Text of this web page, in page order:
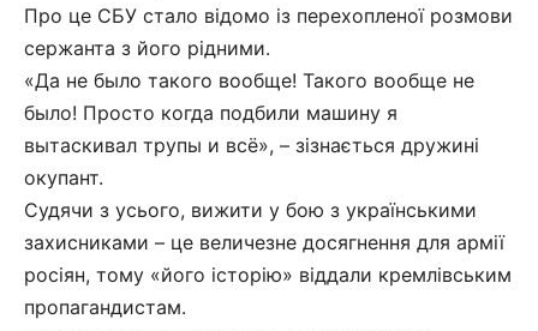
Про це СБУ стало відомо із перехопленої розмови
сержанта з його рідними.
«Да не было такого вообще! Такого вообще не
было! Просто когда подбили машину я
вытаскивал трупы и всё», – зізнається дружині
окупант.
Судячи з усього, вижити у бою з українськими
захисниками – це величезне досягнення для армії
росіян, тому «його історію» віддали кремлівським
пропагандистам.